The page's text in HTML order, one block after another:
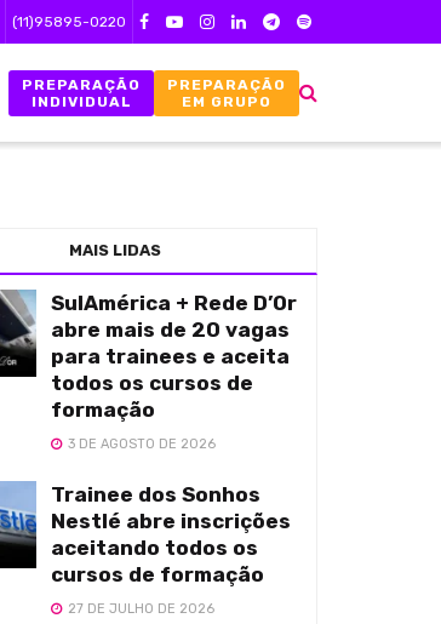
(11)95895-0220
PREPARAÇÃO
INDIVIDUAL
PREPARAÇÃO
EM GRUPO
MAIS LIDAS
SulAmérica + Rede D’Or
abre mais de 20 vagas
para trainees e aceita
todos os cursos de
formação
3 DE AGOSTO DE 2026
Trainee dos Sonhos
Nestlé abre inscrições
aceitando todos os
cursos de formação
27 DE JULHO DE 2026